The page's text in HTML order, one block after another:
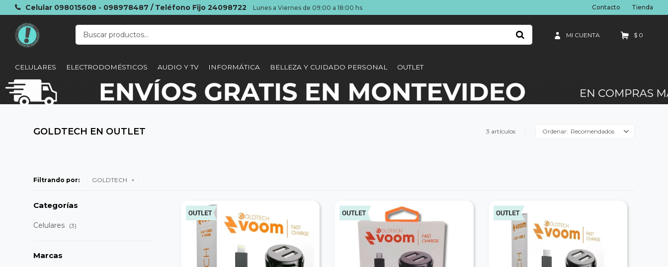
CELULARES ELECTRODOMÉSTICOS AUDIO Y TV INFORMÁTICA BELLEZA Y CUIDADO PERSONAL OUTLET
$ 0
Celular 098015608 - 098978487 / Teléfono Fijo 24098722 Lunes a Viernes de 09:00 a 18:00 hs Contacto Tienda
GOLDTECH EN OUTLET 3 artículos Recomendados
Filtrando por: GOLDTECH
Categorías
Celulares (3)
Marcas